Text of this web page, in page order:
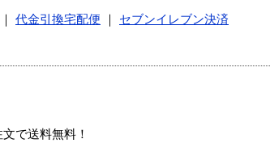
代金引換宅配便
セブンイレブン決済
で送料無料！